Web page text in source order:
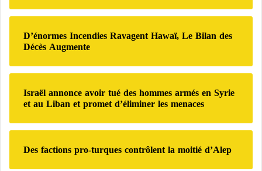
s
y
n
i
s
c
é
e
r
:
D’énormes Incendies Ravagent Hawaï, Le Bilan des
Décès Augmente
Israël annonce avoir tué des hommes armés en Syrie
et au Liban et promet d’éliminer les menaces
Des factions pro-turques contrôlent la moitié d’Alep